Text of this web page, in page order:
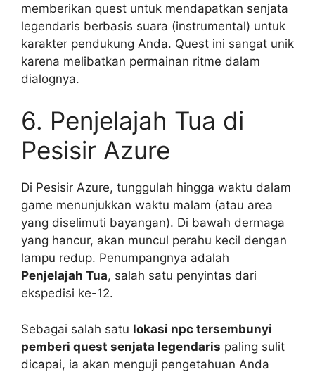
memberikan quest untuk mendapatkan senjata
legendaris berbasis suara (instrumental) untuk
karakter pendukung Anda. Quest ini sangat unik
karena melibatkan permainan ritme dalam
dialognya.
6. Penjelajah Tua di
Pesisir Azure
Di Pesisir Azure, tunggulah hingga waktu dalam
game menunjukkan waktu malam (atau area
yang diselimuti bayangan). Di bawah dermaga
yang hancur, akan muncul perahu kecil dengan
lampu redup. Penumpangnya adalah
Penjelajah Tua, salah satu penyintas dari
ekspedisi ke-12.
Sebagai salah satu lokasi npc tersembunyi
pemberi quest senjata legendaris paling sulit
dicapai, ia akan menguji pengetahuan Anda